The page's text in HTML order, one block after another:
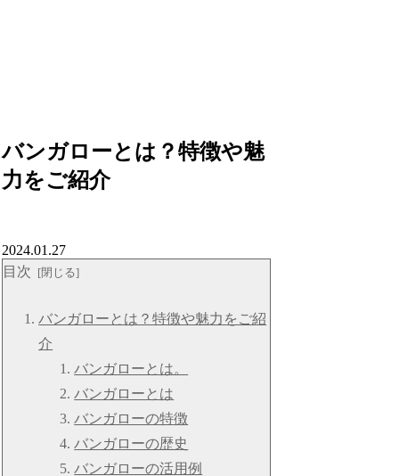
バンガローとは？特徴や魅
力をご紹介
2024.01.27
目次
バンガローとは？特徴や魅力をご紹
介
バンガローとは。
バンガローとは
バンガローの特徴
バンガローの歴史
バンガローの活用例